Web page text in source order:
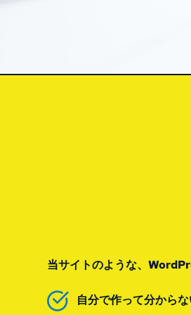
当サイトのような、
自分で作って分から